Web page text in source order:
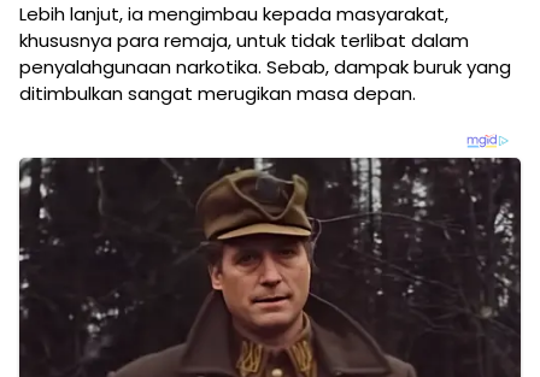
Lebih lanjut, ia mengimbau kepada masyarakat,
khususnya para remaja, untuk tidak terlibat dalam
penyalahgunaan narkotika. Sebab, dampak buruk yang
ditimbulkan sangat merugikan masa depan.